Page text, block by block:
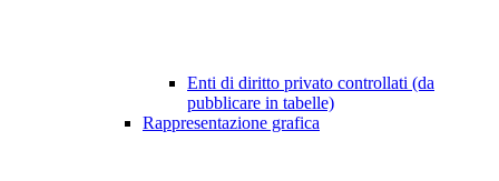
Enti di diritto privato controllati (da
pubblicare in tabelle)
Rappresentazione grafica